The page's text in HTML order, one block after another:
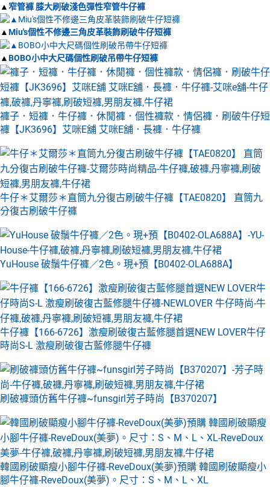
▲窄管褲 膝大刷破淺色彈性窄管牛仔褲
▲Miu's個性不修邊三角皮革裝飾刷破牛仔短褲
▲BOBO小中大尺碼個性刷破吊帶牛仔短褲
褲子．短褲．牛仔褲．休閒褲．個性褲款．情侶褲．刷破牛仔短
褲【JK3696】艾咪E舖 艾咪E舖．長褲．牛仔褲
牛仔＊艾爾莎＊直筒九分復古刷破牛仔褲【TAE0820】 直筒九
分復古刷破牛仔褲
YuHouse 破鬚牛仔褲／2色。現+預【B0402-OLA688A】
牛仔褲【166-6726】激瘦刷破復古藍修腿首選NEW LOVER牛仔
時尚S-L 激瘦刷破復古藍修腿牛仔褲
刷破褲頭仿舊牛仔褲~funsgirl芳子時尚【B370207】
韓國刷破顯瘦小腳牛仔褲-ReveDoux(美夢)預購 韓國刷破顯瘦小
腳牛仔褲-ReveDoux(美夢)。尺寸：S、M、L、XL